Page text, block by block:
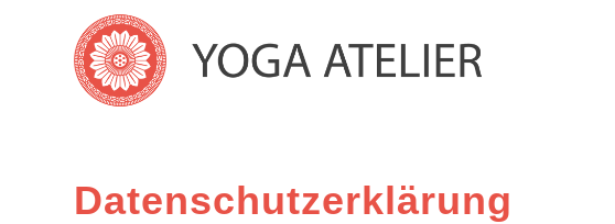
Datenschutzerklärung